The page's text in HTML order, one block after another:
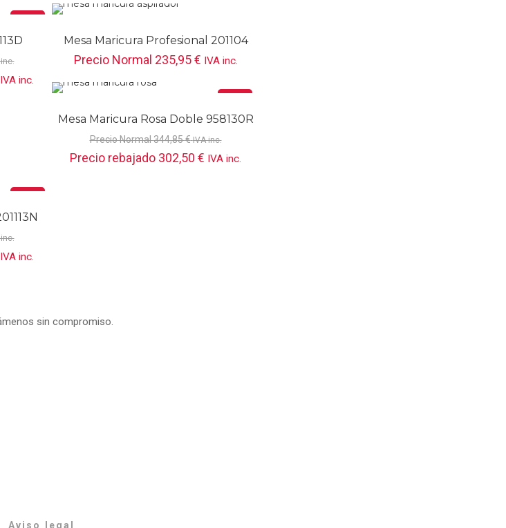
IVA inc.
Mesa Maricura Profesional 201104
Precio Normal 235,95€ IVA inc.
Mesa Maricura Rosa Doble 958130R
Precio Normal344,85€ IVA inc.
Precio rebajado 302,50 € IVA inc.
IVA inc.
sin compromiso.
Aviso legal